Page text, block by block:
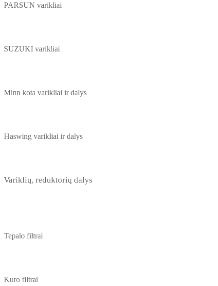
PARSUN varikliai
SUZUKI varikliai
Minn kota varikliai ir dalys
Haswing varikliai ir dalys
Variklių, reduktorių dalys
Tepalo filtrai
Kuro filtrai